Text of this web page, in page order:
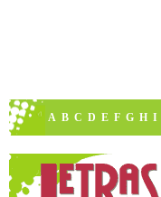
A B C D E F G H I